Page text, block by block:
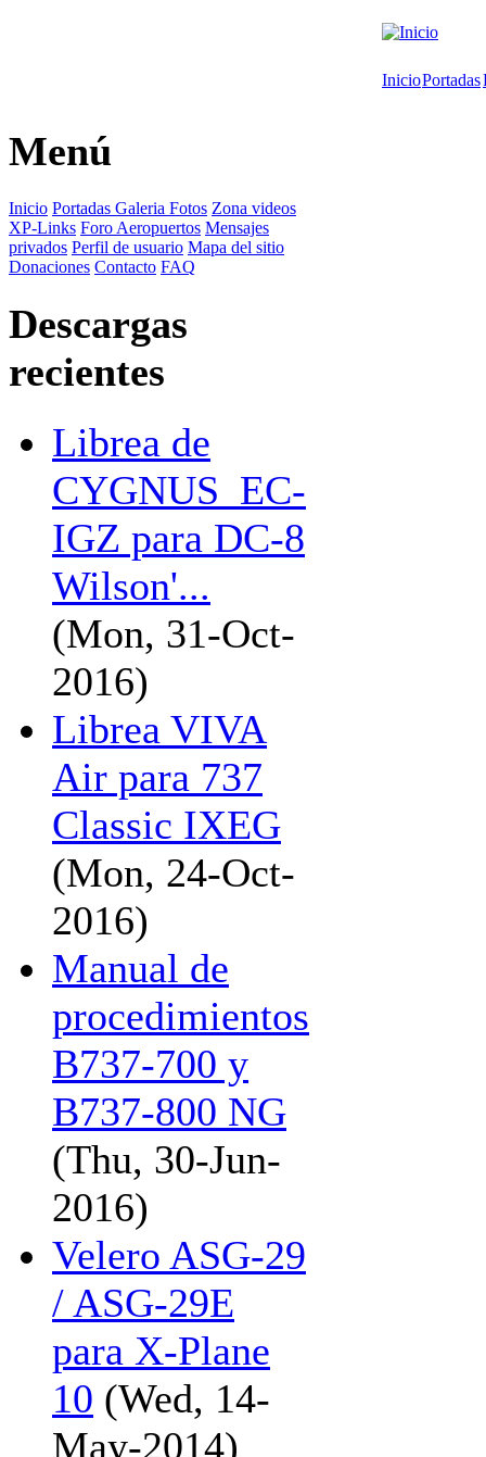
InicioPortadas
Menú
Inicio Portadas Galeria Fotos Zona videos
XP-Links Foro Aeropuertos Mensajes
privados Perfil de usuario Mapa del sitio
Donaciones Contacto FAQ
Descargas
recientes
Librea de
CYGNUS_EC-
IGZ para DC-8
Wilson'...
(Mon, 31-Oct-
2016)
Librea VIVA
Air para 737
Classic IXEG
(Mon, 24-Oct-
2016)
Manual de
procedimientos
B737-700 y
B737-800 NG
(Thu, 30-Jun-
2016)
Velero ASG-29
/ ASG-29E
para X-Plane
10 (Wed, 14-
May-2014)